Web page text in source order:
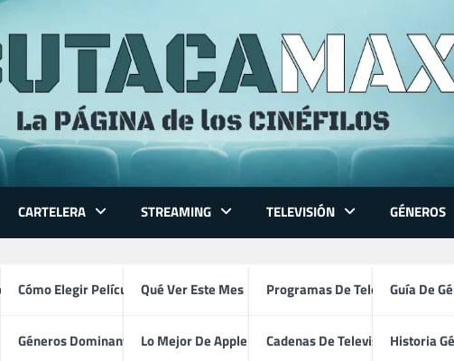
Series
CARTELERA
Cómo Elegir Película
Géneros Dominantes
STREAMING
Qué Ver Este Mes
Lo Mejor De Apple TV
TELEVISIÓN
Programas De Televisión
Cadenas De Televisión
GÉNEROS
Guía De
Historia